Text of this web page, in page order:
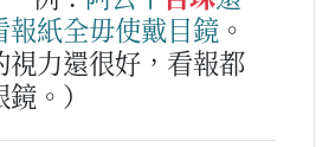
報紙全毋使戴目鏡 。
視力還很好，看報都
。）